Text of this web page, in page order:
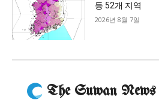
등 52개 지역
2026년 8월 7일
The Suwan News